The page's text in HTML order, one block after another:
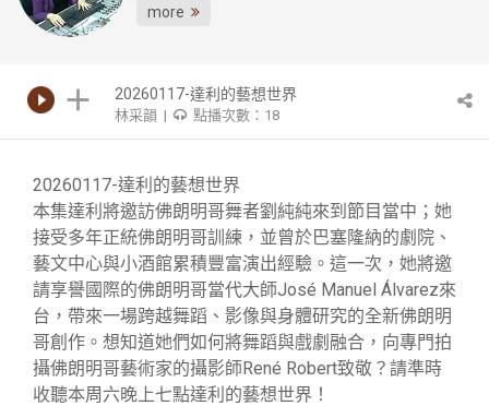
more
20260117-達利的藝想世界
林采韻 | 點播次數：18
20260117-達利的藝想世界
本集達利將邀訪佛朗明哥舞者劉純純來到節目當中；她
接受多年正統佛朗明哥訓練，並曾於巴塞隆納的劇院、
藝文中心與小酒館累積豐富演出經驗。這一次，她將邀
請享譽國際的佛朗明哥當代大師José Manuel Álvarez來
台，帶來一場跨越舞蹈、影像與身體研究的全新佛朗明
哥創作。想知道她們如何將舞蹈與戲劇融合，向專門拍
攝佛朗明哥藝術家的攝影師René Robert致敬？請準時
收聽本周六晚上七點達利的藝想世界！